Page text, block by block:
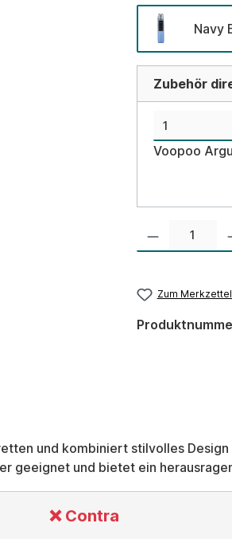
Navy
Zubehör
Produkt Anzahl:
Zum
und kombiniert stilvolles
geeignet und bietet ein
❌ Contra